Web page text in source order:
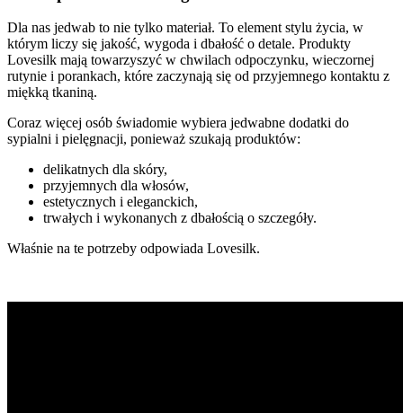
Dla nas jedwab to nie tylko materiał. To element stylu życia, w
którym liczy się jakość, wygoda i dbałość o detale. Produkty
Lovesilk mają towarzyszyć w chwilach odpoczynku, wieczornej
rutynie i porankach, które zaczynają się od przyjemnego kontaktu z
miękką tkaniną.
Coraz więcej osób świadomie wybiera jedwabne dodatki do
sypialni i pielęgnacji, ponieważ szukają produktów:
delikatnych dla skóry,
przyjemnych dla włosów,
estetycznych i eleganckich,
trwałych i wykonanych z dbałością o szczegóły.
Właśnie na te potrzeby odpowiada Lovesilk.